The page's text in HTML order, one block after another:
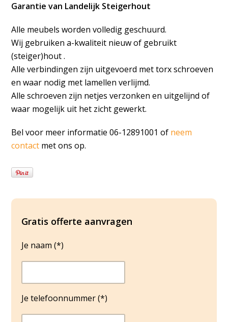
Garantie van Landelijk Steigerhout
Alle meubels worden volledig geschuurd.
Wij gebruiken a-kwaliteit nieuw of gebruikt
(steiger)hout .
Alle verbindingen zijn uitgevoerd met torx schroeven
en waar nodig met lamellen verlijmd.
Alle schroeven zijn netjes verzonken en uitgelijnd of
waar mogelijk uit het zicht gewerkt.
Bel voor meer informatie 06-12891001 of neem
contact met ons op.
Gratis offerte aanvragen
Je naam (*)
Je telefoonnummer (*)